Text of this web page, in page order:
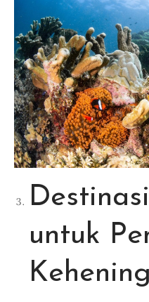
untuk